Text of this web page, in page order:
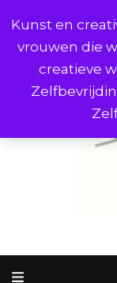
Kunst en
vrouwen die
creatieve